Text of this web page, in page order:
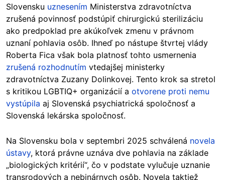
Slovensku uznesením Ministerstva zdravotníctva
zrušená povinnosť podstúpiť chirurgickú sterilizáciu
ako predpoklad pre akúkoľvek zmenu v právnom
uznaní pohlavia osôb. Ihneď po nástupe štvrtej vlády
Roberta Fica však bola platnosť tohto usmernenia
zrušená rozhodnutím vtedajšej ministerky
zdravotníctva Zuzany Dolinkovej. Tento krok sa stretol
s kritikou LGBTIQ+ organizácií a otvorene proti nemu
vystúpila aj Slovenská psychiatrická spoločnosť a
Slovenská lekárska spoločnosť.
Na Slovensku bola v septembri 2025 schválená novela
ústavy, ktorá právne uznáva dve pohlavia na základe
„biologických kritérií“, čo v podstate vylučuje uznanie
transrodových a nebinárnych osôb. Novela taktiež